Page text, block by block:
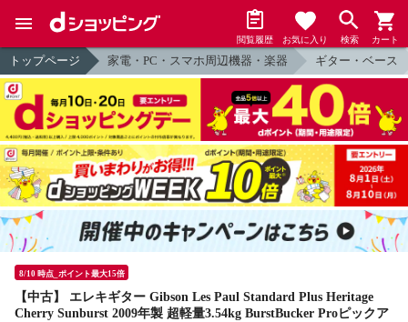
閲覧履歴 お気に入り 検索 カート
トップページ 家電・PC・スマホ周辺機器・楽器 ギター・ベース
8/10 時点_ポイント最大15倍
【中古】 エレキギター Gibson Les Paul Standard Plus Heritage
Cherry Sunburst 2009年製 超軽量3.54kg BurstBucker Proピックア